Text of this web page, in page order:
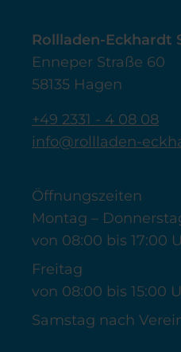
Rollladen-Eckhardt
Enneper Straße 60
58135 Hagen
+49 2331 - 4 08 08
info@rollladen-
Öffnungszeiten
Montag –
von 08:00 bis 17:00
Freitag
von 08:00 bis 15:00
Samstag nach